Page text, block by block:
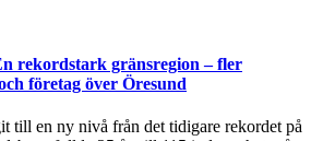
rekordstark gränsregion – fler
företag över Öresund
till en ny nivå från det tidigare rekordet på